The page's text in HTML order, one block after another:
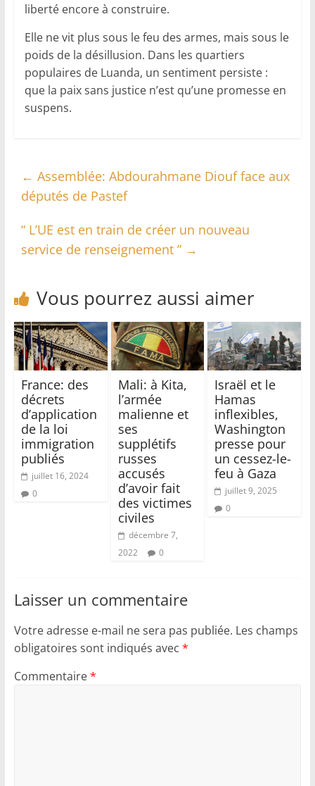
liberté encore à construire.
Elle ne vit plus sous le feu des armes, mais sous le
poids de la désillusion. Dans les quartiers
populaires de Luanda, un sentiment persiste :
que la paix sans justice n’est qu’une promesse en
suspens.
← Assemblée: Abdourahmane Diouf face aux
députés de Pastef
“ L’UE est en train de créer un nouveau
service de renseignement ” →
Vous pourrez aussi aimer
France: des
décrets
d’application
de la loi
immigration
publiés
juillet 16, 2024
0
Mali: à Kita,
l’armée
malienne et
ses
supplétifs
russes
accusés
d’avoir fait
des victimes
civiles
décembre 7,
2022
0
Israël et le
Hamas
inflexibles,
Washington
presse pour
un cessez-le-
feu à Gaza
juillet 9, 2025
0
Laisser un commentaire
Votre adresse e-mail ne sera pas publiée. Les champs
obligatoires sont indiqués avec *
Commentaire*